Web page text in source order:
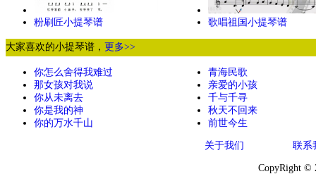
粉刷匠小提琴谱 歌唱祖国小提琴谱
大家喜欢的小提琴谱， 更多>>
你怎么舍得我难过
那女孩对我说
你从未离去
你是我的神
你的万水千山
青海民歌
亲爱的小孩
千与千寻
秋天不回来
前世今生
关于我们 联系
CopyRight ©